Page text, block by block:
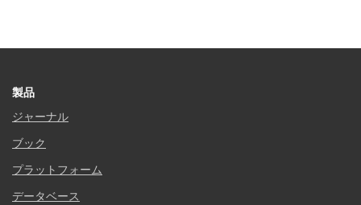
製品
ジャーナル
ブック
プラットフォーム
データベース